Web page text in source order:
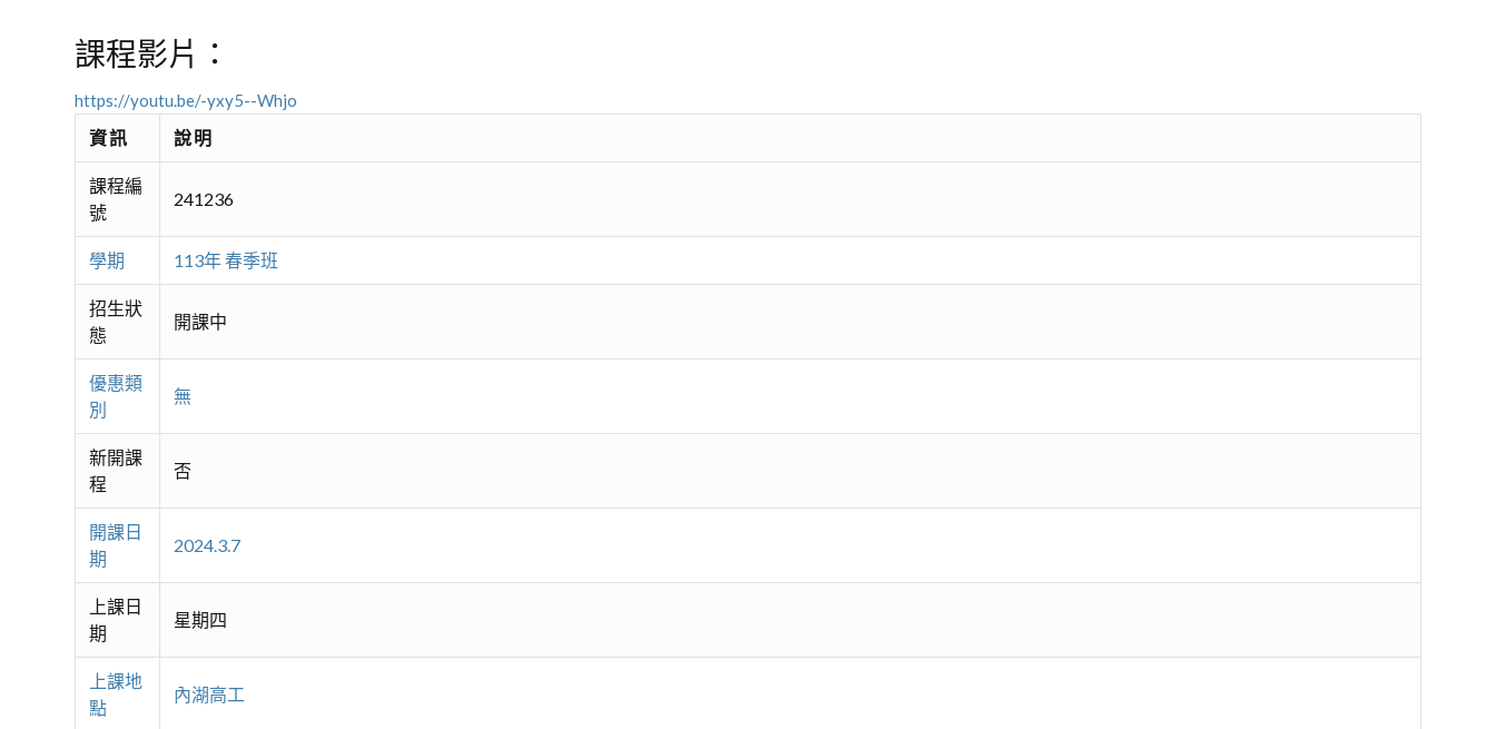
課程影片：
https://youtu.be/-yxy5--Whjo
資訊 說明
課程編
號
241236
學期 113年 春季班
招生狀
態
開課中
優惠類
別
無
新開課
程
否
開課日
期
2024.3.7
上課日
期
星期四
上課地
點
內湖高工